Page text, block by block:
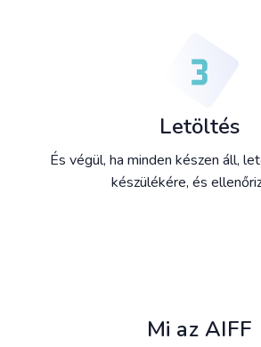
Letöltés
És végül, ha minden készen áll,
készülékére, és
Mi az AIFF